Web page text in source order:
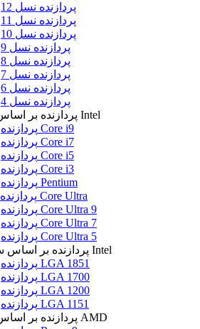
پردازنده نسل 12
پردازنده نسل 11
پردازنده نسل 10
پردازنده نسل 9
پردازنده نسل 8
پردازنده نسل 7
پردازنده نسل 6
پردازنده نسل 4
پردازنده بر اساس مدل Intel
پردازنده Core i9
پردازنده Core i7
پردازنده Core i5
پردازنده Core i3
پردازنده Pentium
پردازنده سری Core Ultra
پردازنده Core Ultra 9
پردازنده Core Ultra 7
پردازنده Core Ultra 5
پردازنده بر اساس سوکت Intel
پردازنده LGA 1851
پردازنده LGA 1700
پردازنده LGA 1200
پردازنده LGA 1151
پردازنده بر اساس مدل AMD